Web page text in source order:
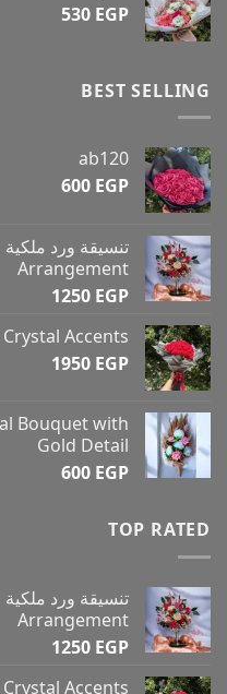
530 EGP
BEST SELLING
ab120
600 EGP
Arrangement
1250 EGP
Accents
1950 EGP
Bouquet with
Gold Detail
600 EGP
TOP RATED
Arrangement
1250 EGP
Accents